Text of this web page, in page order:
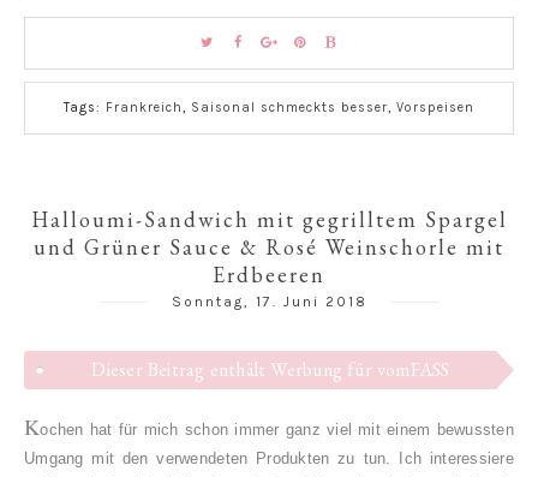
Tags: Frankreich, Saisonal schmeckts besser, Vorspeisen
Halloumi-Sandwich mit gegrilltem Spargel
und Grüner Sauce & Rosé Weinschorle mit
Erdbeeren
Sonntag, 17. Juni 2018
Dieser Beitrag enthält Werbung für vomFASS
Kochen hat für mich schon immer ganz viel mit einem bewussten
Umgang mit den verwendeten Produkten zu tun. Ich interessiere